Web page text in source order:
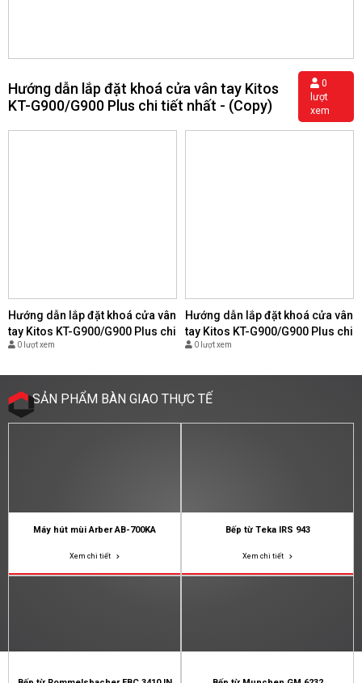
Hướng dẫn lắp đặt khoá cửa vân tay Kitos
KT-G900/G900 Plus chi tiết nhất - (Copy)
0
lượt
xem
Hướng dẫn lắp đặt khoá cửa vân
tay Kitos KT-G900/G900 Plus chi
tiết nhất - (Copy)
0 lượt xem
Hướng dẫn lắp đặt khoá cửa vân
tay Kitos KT-G900/G900 Plus chi
tiết nhất - (Copy)
0 lượt xem
SẢN PHẨM BÀN GIAO THỰC TẾ
Máy hút mùi Arber AB-700KA
Xem chi tiết
Bếp từ Teka IRS 943
Xem chi tiết